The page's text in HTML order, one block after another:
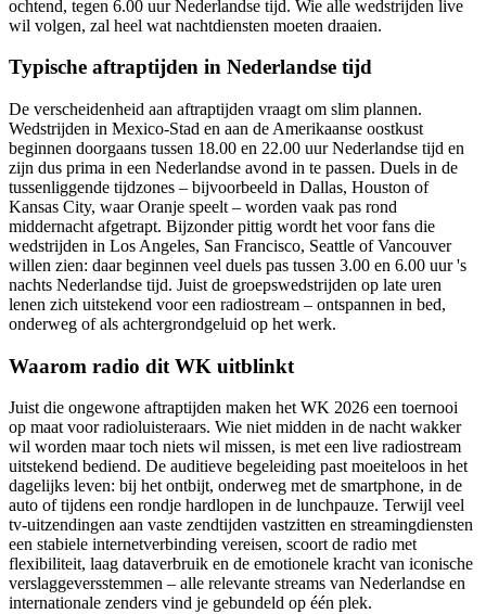
ochtend, tegen 6.00 uur Nederlandse tijd. Wie alle wedstrijden live
wil volgen, zal heel wat nachtdiensten moeten draaien.
Typische aftraptijden in Nederlandse tijd
De verscheidenheid aan aftraptijden vraagt om slim plannen.
Wedstrijden in Mexico-Stad en aan de Amerikaanse oostkust
beginnen doorgaans tussen 18.00 en 22.00 uur Nederlandse tijd en
zijn dus prima in een Nederlandse avond in te passen. Duels in de
tussenliggende tijdzones – bijvoorbeeld in Dallas, Houston of
Kansas City, waar Oranje speelt – worden vaak pas rond
middernacht afgetrapt. Bijzonder pittig wordt het voor fans die
wedstrijden in Los Angeles, San Francisco, Seattle of Vancouver
willen zien: daar beginnen veel duels pas tussen 3.00 en 6.00 uur 's
nachts Nederlandse tijd. Juist de groepswedstrijden op late uren
lenen zich uitstekend voor een radiostream – ontspannen in bed,
onderweg of als achtergrondgeluid op het werk.
Waarom radio dit WK uitblinkt
Juist die ongewone aftraptijden maken het WK 2026 een toernooi
op maat voor radioluisteraars. Wie niet midden in de nacht wakker
wil worden maar toch niets wil missen, is met een live radiostream
uitstekend bediend. De auditieve begeleiding past moeiteloos in het
dagelijks leven: bij het ontbijt, onderweg met de smartphone, in de
auto of tijdens een rondje hardlopen in de lunchpauze. Terwijl veel
tv-uitzendingen aan vaste zendtijden vastzitten en streamingdiensten
een stabiele internetverbinding vereisen, scoort de radio met
flexibiliteit, laag dataverbruik en de emotionele kracht van iconische
verslaggeversstemmen – alle relevante streams van Nederlandse en
internationale zenders vind je gebundeld op één plek.